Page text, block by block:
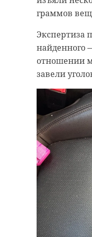
граммов
Экспертиза
найденного
отношении
завели